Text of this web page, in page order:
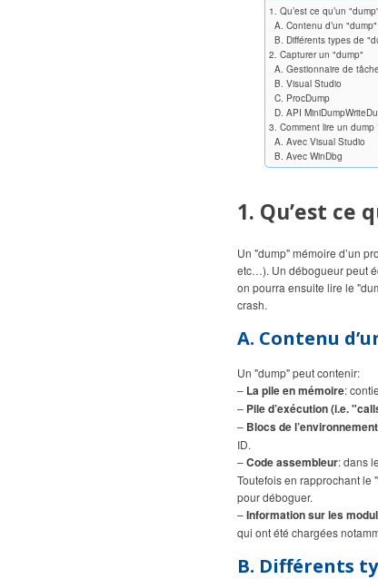
1. Qu’est ce qu’un
A. Contenu d’un "dump"
B. Différents types de
2. Capturer un "dump"
A. Gestionnaire de
B. Visual Studio
C. ProcDump
D. API
3. Comment lire un dump
A. Avec Visual Studio
B. Avec WinDbg
1. Qu’est ce
Un "dump" mémoire d’un
etc…). Un débogueur peut
on pourra ensuite lire le
crash.
A. Contenu
Un "dump" peut contenir:
– La pile en mémoire:
– Pile d’exécution (i.e.
– Blocs de
ID.
–Code assembleur: dans
Toutefois en rapprochant le
pour déboguer.
–Information sur les
qui ont été chargées
B. Différents